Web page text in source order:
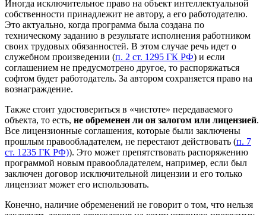
Иногда исключительное право на объект интеллектуальной
собственности принадлежит не автору, а его работодателю.
Это актуально, когда программа была создана по
техническому заданию в результате исполнения работником
своих трудовых обязанностей. В этом случае речь идет о
служебном произведении (п. 2 ст. 1295 ГК РФ) и если
соглашением не предусмотрено другое, то распоряжаться
софтом будет работодатель. За автором сохраняется право на
вознаграждение.
Также стоит удостовериться в «чистоте» передаваемого
объекта, то есть, не обременен ли он залогом или лицензией.
Все лицензионные соглашения, которые были заключены
прошлым правообладателем, не перестают действовать (п. 7
ст. 1235 ГК РФ)). Это может препятствовать распоряжению
программой новым правообладателем, например, если был
заключен договор исключительной лицензии и его только
лицензиат может его использовать.
Конечно, наличие обременений не говорит о том, что нельзя